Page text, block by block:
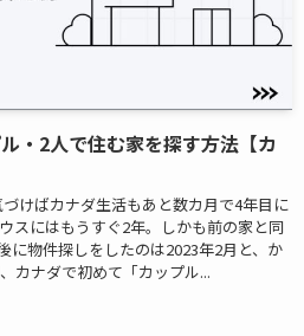
・2人で住む家を探す方法【カ
けばカナダ生活もあと数カ月で4年目に
スにはもうすぐ2年。しかも前の家と同
に物件探しをしたのは2023年2月と、か
カナダで初めて「カップル...